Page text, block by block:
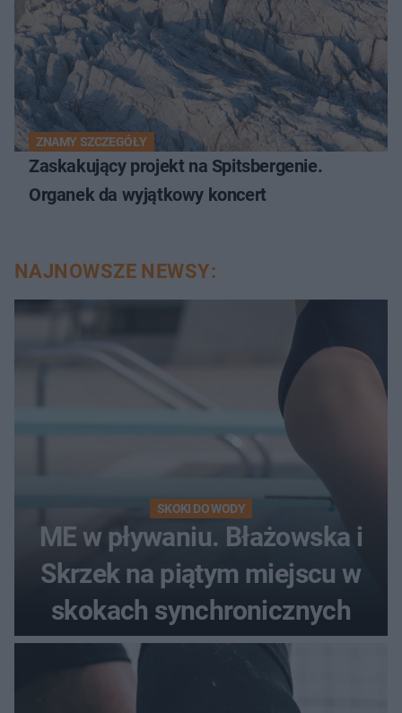
ZNAMY SZCZEGÓŁY
Zaskakujący projekt na Spitsbergenie.
Organek da wyjątkowy koncert
NAJNOWSZE NEWSY:
SKOKI DO WODY
ME w pływaniu. Błażowska i
Skrzek na piątym miejscu w
skokach synchronicznych